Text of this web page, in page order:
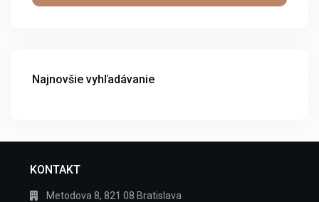
Najnovšie vyhľadávanie
KONTAKT
Metodova 8, 821 08 Bratislava